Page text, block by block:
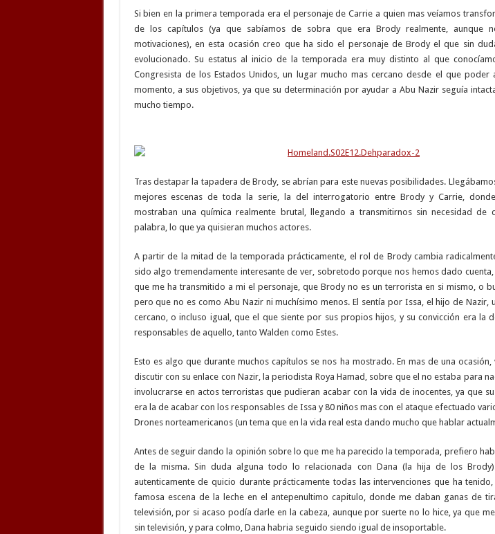
Si bien en la primera temporada era el personaje de Carrie a quien mas veíamos
de los capítulos (ya que sabíamos de sobra que era Brody realmente, aunque
motivaciones), en esta ocasión creo que ha sido el personaje de Brody el que sin
evolucionado. Su estatus al inicio de la temporada era muy distinto al que
Congresista de los Estados Unidos, un lugar mucho mas cercano desde el que poder
momento, a sus objetivos, ya que su determinación por ayudar a Abu Nazir seguía
mucho tiempo.
Tras destapar la tapadera de Brody, se abrían para este nuevas posibilidades.
mejores escenas de toda la serie, la del interrogatorio entre Brody y Carrie,
mostraban una química realmente brutal, llegando a transmitirnos sin necesidad de
palabra, lo que ya quisieran muchos actores.
A partir de la mitad de la temporada prácticamente, el rol de Brody cambia
sido algo tremendamente interesante de ver, sobretodo porque nos hemos dado
que me ha transmitido a mi el personaje, que Brody no es un terrorista en si mismo, o
pero que no es como Abu Nazir ni muchísimo menos. El sentía por Issa, el hijo de Nazir,
cercano, o incluso igual, que el que siente por sus propios hijos, y su convicción era la
responsables de aquello, tanto Walden como Estes.
Esto es algo que durante muchos capítulos se nos ha mostrado. En mas de una
discutir con su enlace con Nazir, la periodista Roya Hamad, sobre que el no estaba para
involucrarse en actos terroristas que pudieran acabar con la vida de inocentes, ya que
era la de acabar con los responsables de Issa y 80 niños mas con el ataque efectuado
Drones norteamericanos (un tema que en la vida real esta dando mucho que hablar
Antes de seguir dando la opinión sobre lo que me ha parecido la temporada, prefiero
de la misma. Sin duda alguna todo lo relacionada con Dana (la hija de los
autenticamente de quicio durante prácticamente todas las intervenciones que ha
famosa escena de la leche en el antepenultimo capitulo, donde me daban ganas de
televisión, por si acaso podía darle en la cabeza, aunque por suerte no lo hice, ya que
sin televisión, y para colmo, Dana habria seguido siendo igual de insoportable.